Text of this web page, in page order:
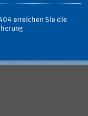
erreichen Sie die